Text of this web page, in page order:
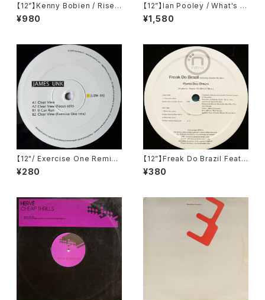
【12”】Kenny Bobien / Rise
Above The Storm (MAW R
ecords) (MAW-028)
¥980
【12”】Ian Pooley / What's Y
our Number / Welcome To
The Tunnel (Force Inc. US)
¥1,580
【12"/ Exercise One Remix】
James Unk / Clear View (L
esIzmo:r) (LIZM-03)
¥280
【12”】Freak Do Brazil Feat.
Claudia Da Silva / Ritmo D
as Ondas Freak Do (Nitro
¥380